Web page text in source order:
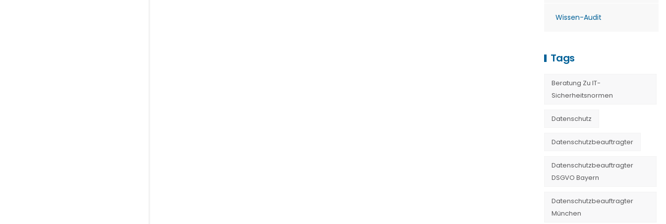
Wissen-Audit
Tags
Beratung Zu IT-
Sicherheitsnormen
Datenschutz
Datenschutzbeauftragter
Datenschutzbeauftragter
DSGVO Bayern
Datenschutzbeauftragter
München